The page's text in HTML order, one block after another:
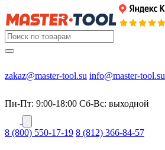
zakaz@master-tool.su info@master-tool.su
Пн-Пт: 9:00-18:00 Cб-Вс: выходной
8 (800) 550-17-19 8 (812) 366-84-57